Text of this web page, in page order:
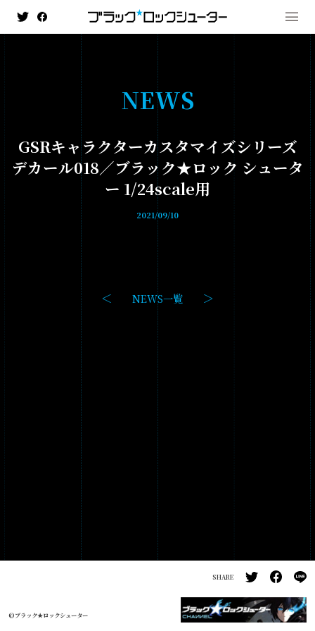
MENU
NEWS
HISTORY
ANIMATION
- ブラック★★ロックシューター DAWN FALL
- TV ANIMATION BLACK☆ROCK SHOOTER
GAME
PRODUCTS
GALLERY
NEWS
GSRキャラクターカスタマイズシリーズ
デカール018／ブラック★ロック シュータ
ー 1/24scale用
2021/09/10
NEWS一覧
SHARE
©ブラック★ロックシューター